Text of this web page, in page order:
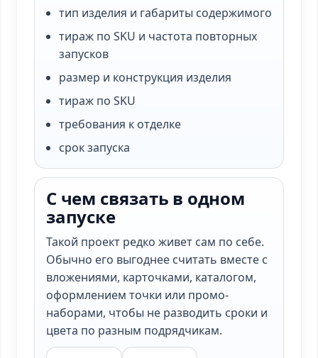
тип изделия и габариты содержимого
тираж по SKU и частота повторных
запусков
размер и конструкция изделия
тираж по SKU
требования к отделке
срок запуска
С чем связать в одном
запуске
Такой проект редко живет сам по себе.
Обычно его выгоднее считать вместе с
вложениями, карточками, каталогом,
оформлением точки или промо-
наборами, чтобы не разводить сроки и
цвета по разным подрядчикам.